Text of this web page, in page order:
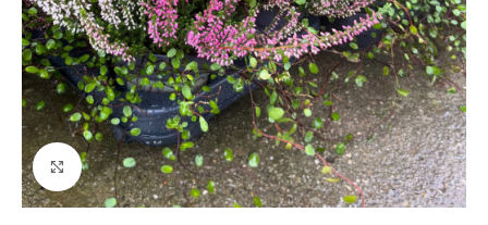
Fă clic pentru a mări